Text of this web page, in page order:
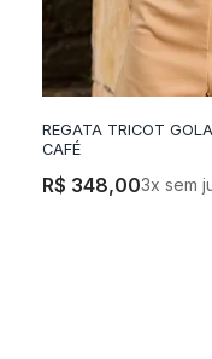
REGATA TRICOT
CAFÉ
R$ 348,003x sem